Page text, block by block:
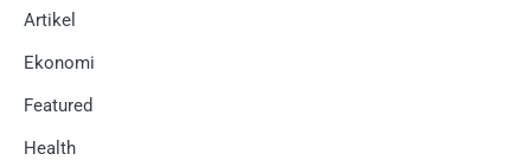
Artikel
Ekonomi
Featured
Health